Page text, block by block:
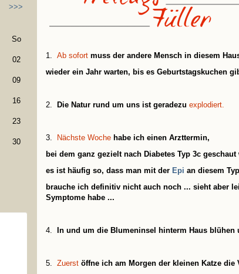
1. Ab sofort muss der andere Mensch in diesem
wieder ein Jahr warten, bis es Geburtstagskuchen
2. Die Natur rund um uns ist geradezu explodiert.
3. Nächste Woche habe ich einen Arzttermin,
bei dem ganz gezielt nach Diabetes Typ 3c geschaut
es ist häufig so, dass man mit der Epi an diesem
brauche ich definitiv nicht auch noch ... sieht aber
Symptome habe ...
4. In und um die Blumeninsel hinterm Haus blühen
5. Zuerst öffne ich am Morgen der kleinen Katze die
>>>
So
02
09
16
23
30